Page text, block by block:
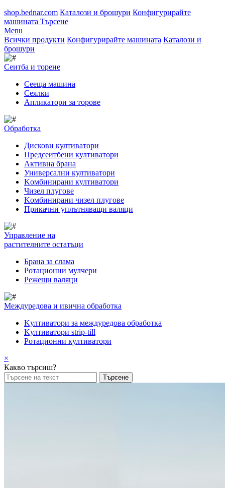
shop.bednar.com Каталози и брошури Конфигурирайте
машината Търсене
Menu
Всички продукти Конфигурирайте машината Каталози и
брошури
Сеитба и торене
Cееща машина
Cеялки
Апликатори за торове
Обработка
Дискови култиватори
Предсеитбени култиватори
Активна брана
Универсални култиватори
Kомбинирани култиватори
Чизел плугове
Kомбинирани чизел плугове
Прикачни уплътняващи валяци
Управление на
растителните остатъци
Брана за слама
Pотационни мулчери
Режещи валяци
Междуредова и ивична обработка
Kултиватори за междуредова обработка
Kултиватори strip-till
Ротационни култиватори
×
Какво търсиш?